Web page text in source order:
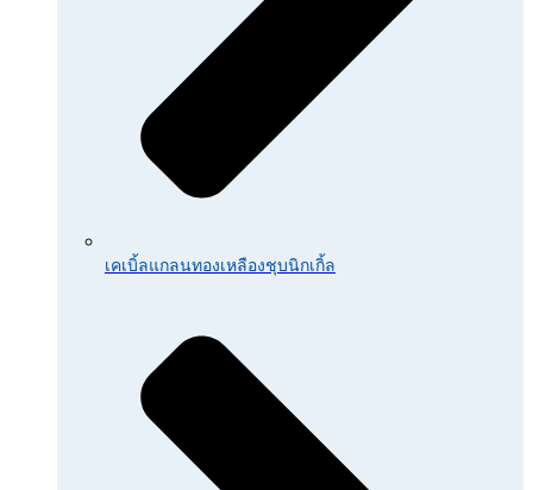
เคเบิ้ลแกลนทองเหลืองชุบนิกเกิ้ล